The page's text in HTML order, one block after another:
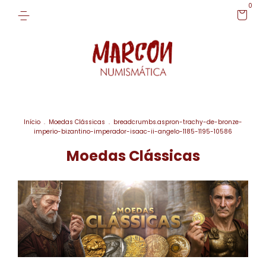
0
Início . Moedas Clássicas . breadcrumbs.aspron-trachy-de-bronze-
imperio-bizantino-imperador-isaac-ii-angelo-1185-1195-10586
Moedas Clássicas